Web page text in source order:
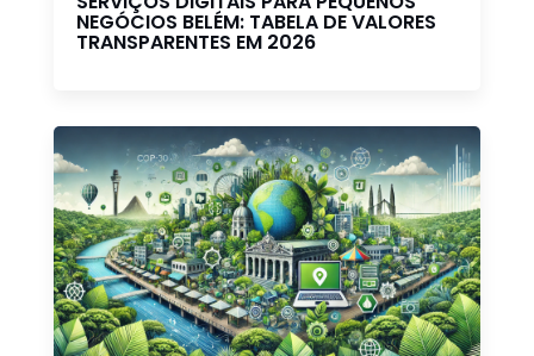
NEGÓCIOS BELÉM: TABELA DE VALORES
TRANSPARENTES EM 2026